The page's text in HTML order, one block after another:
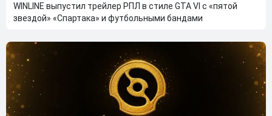
WINLINE выпустил трейлер РПЛ в стиле GTA VI с «пятой
звездой» «Спартака» и футбольными бандами